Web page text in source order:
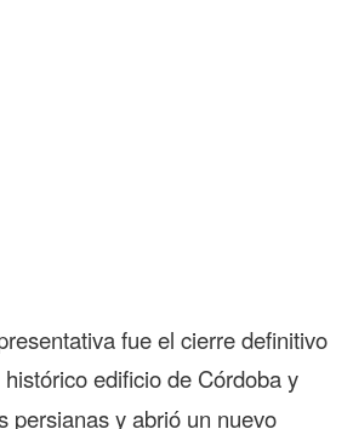
fue el cierre definitivo
histórico edificio de Córdoba y
persianas y abrió un nuevo